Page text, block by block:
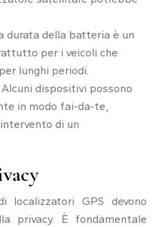
durata della batteria è un
per i veicoli che
lunghi periodi.
Alcuni dispositivi possono
in modo fai-da-te,
di un
localizzatori GPS devono
privacy. È fondamentale